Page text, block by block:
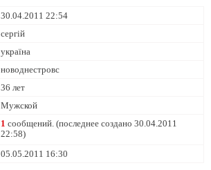
30.04.2011 22:54
сергій
україна
новоднестровс
36 лет
Мужской
1 сообщений. (последнее создано 30.04.2011
22:58)
05.05.2011 16:30